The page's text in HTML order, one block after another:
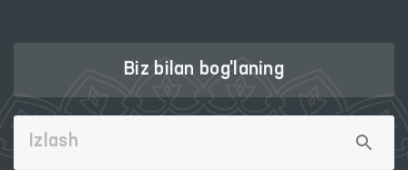
Biz bilan bog'laning